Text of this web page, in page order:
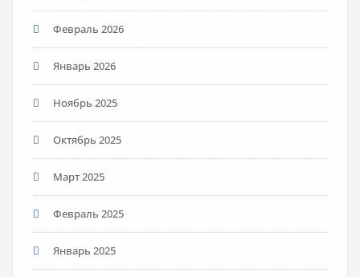
Февраль 2026
Январь 2026
Ноябрь 2025
Октябрь 2025
Март 2025
Февраль 2025
Январь 2025